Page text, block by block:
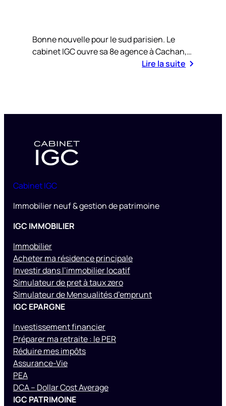
Bonne nouvelle pour le sud parisien. Le
cabinet IGC ouvre sa 8e agence à Cachan,…
Lire la suite
Cabinet IGC
Immobilier neuf & gestion de patrimoine
IGC IMMOBILIER
Immobilier
Acheter ma résidence principale
Investir dans l’immobilier locatif
Simulateur de pret à taux zero
Simulateur de Mensualités d’emprunt
IGC EPARGNE
Investissement financier
Préparer ma retraite : le PER
Réduire mes impôts
Assurance-Vie
PEA
DCA – Dollar Cost Average
IGC PATRIMOINE